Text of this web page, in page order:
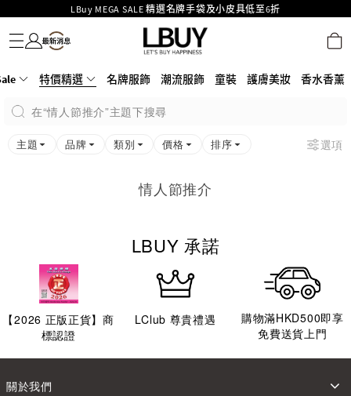
LBuy MEGA SALE 精選名牌手袋及小皮具低至6折
Goyard Hobo / Hobo Mini人氣限量特別版限時原價低至75折!
LBuy呈獻 - Hermès 及 Chanel 手袋及首飾原價低至6折，立即入手!
426號舖！
MOKO 1樓175號鋪旗艦店特設名牌Hermès、CHANEL及LV專區！
購物滿HKD500即享免運費！
名牌服飾
潮流服飾
童裝
護膚美妝
香水香薰
個人護理
母嬰護理
遊戲及精品玩具
文儀用品
家居生活
電子產品
美食
醫藥保健
運動與戶外用品
特價精選 名牌服飾 潮流服飾 童裝 護膚美妝 香水香薰
在“情人節推介”主題下搜尋
主題 品牌 類別 價格 排序 選項
情人節推介
LBUY 承諾
【2026 正版正貨】商
標認證
LClub 尊貴禮遇
購物滿HKD500即享
免費送貨上門
關於我們